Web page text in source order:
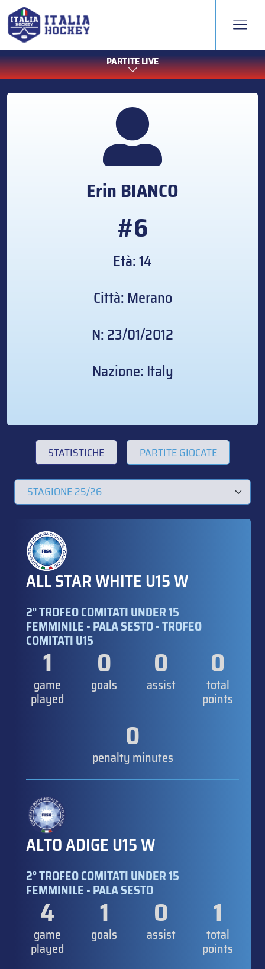
PARTITE LIVE
Erin BIANCO
#6
Età: 14
Città: Merano
N: 23/01/2012
Nazione: Italy
STATISTICHE PARTITE GIOCATE
ALL STAR WHITE U15 W
2° TROFEO COMITATI UNDER 15
FEMMINILE - PALA SESTO - TROFEO
COMITATI U15
1
game
played
0
goals
0
assist
0
total
points
0
penalty minutes
ALTO ADIGE U15 W
2° TROFEO COMITATI UNDER 15
FEMMINILE - PALA SESTO
4
game
played
1
goals
0
assist
1
total
points